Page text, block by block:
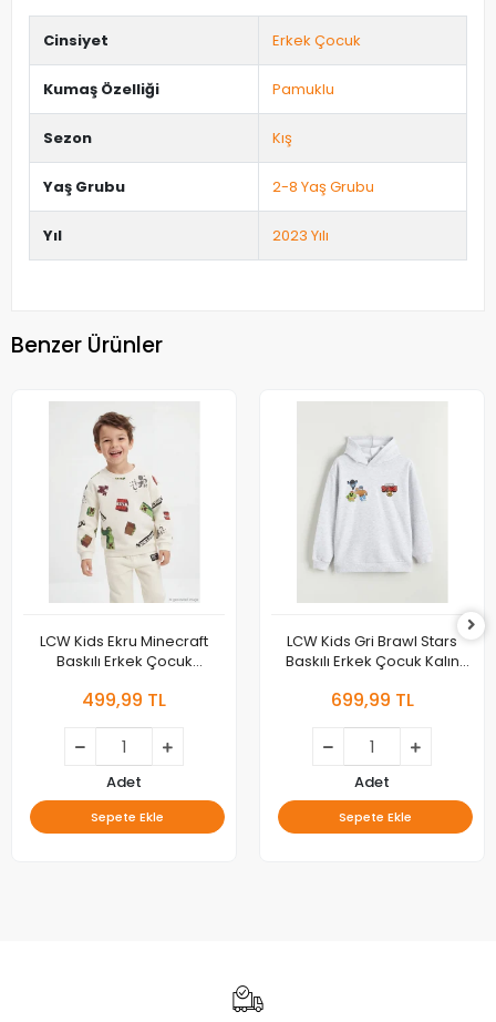
Cinsiyet Erkek Çocuk
Kumaş Özelliği Pamuklu
Sezon Kış
Yaş Grubu 2-8 Yaş Grubu
Yıl 2023 Yılı
Benzer Ürünler
LCW Kids Ekru Minecraft
Baskılı Erkek Çocuk
499,99 TL
Adet
Sepete Ekle
LCW Kids Gri Brawl Stars
Baskılı Erkek Çocuk Kalın
699,99 TL
Adet
Sepete Ekle